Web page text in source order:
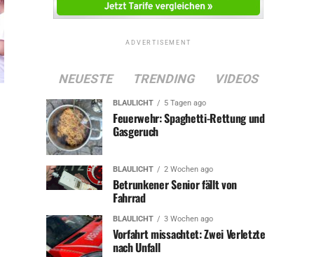
ADVERTISEMENT
NEUESTE TRENDING VIDEOS
BLAULICHT 5 Tagen ago
Feuerwehr: Spaghetti-Rettung und
Gasgeruch
BLAULICHT 2 Wochen ago
Betrunkener Senior fällt von
Fahrrad
BLAULICHT 3 Wochen ago
Vorfahrt missachtet: Zwei Verletzte
nach Unfall